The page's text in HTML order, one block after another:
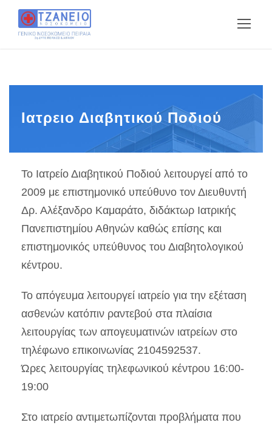
Ιατρειο Διαβητικού Ποδιού
Το Ιατρείο Διαβητικού Ποδιού λειτουργεί από το
2009 με επιστημονικό υπεύθυνο τον Διευθυντή
Δρ. Αλέξανδρο Καμαράτο, διδάκτωρ Ιατρικής
Πανεπιστημίου Αθηνών καθώς επίσης και
επιστημονικός υπεύθυνος του Διαβητολογικού
κέντρου.
Το απόγευμα λειτουργεί ιατρείο για την εξέταση
ασθενών κατόπιν ραντεβού στα πλαίσια
λειτουργίας των απογευματινών ιατρείων στο
τηλέφωνο επικοινωνίας 2104592537.
Ώρες λειτουργίας τηλεφωνικού κέντρου 16:00-
19:00
Στο ιατρείο αντιμετωπίζονται προβλήματα που